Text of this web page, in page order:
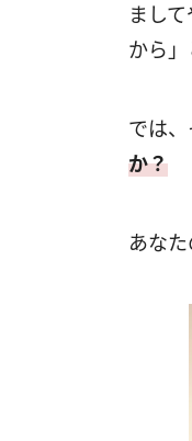
まし
から」
では
か？
あな